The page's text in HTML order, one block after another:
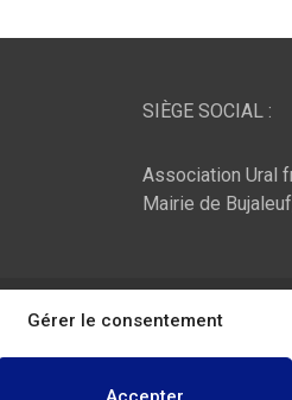
Gérer le consentement
SIÈGE SOCIAL :
Association Ural
Mairie de
Fièrement propulsé par :